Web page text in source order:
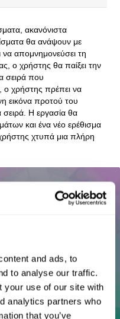
and ads, to
to analyse our traffic.
your use of our site with
analytics partners who
that you’ve
ακανόνιστα
θα ανάψουν με
να απομνημονεύσει τη
ο χρήστης θα παίξει την
σειρά που
ο χρήστης πρέπει να
εικόνα προτού του
σειρά. Η εργασία θα
και ένα νέο ερέθισμα
χτυπά μια πλήρη